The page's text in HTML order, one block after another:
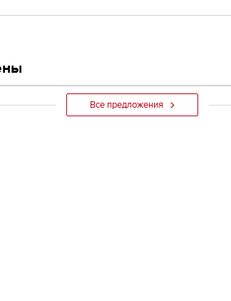
Все предложения